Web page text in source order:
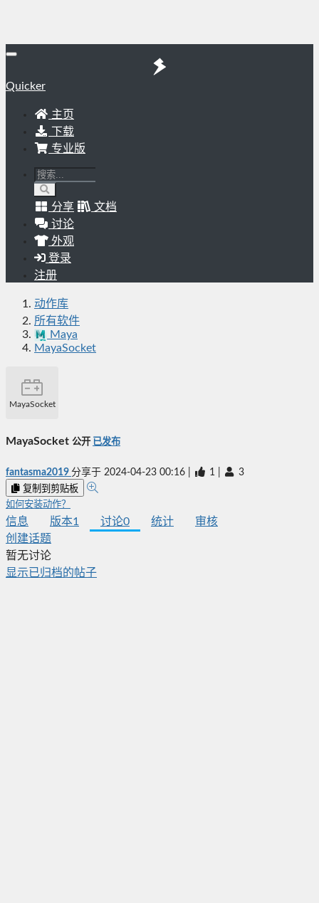
Quicker
主页
下载
专业版
分享
文档
讨论
外观
登录
注册
动作库
所有软件
Maya
MayaSocket
MayaSocket
MayaSocket 公开 已发布
fantasma2019 分享于 2024-04-23 00:16 1 3
复制到剪贴板
如何安装动作？
信息 版本1 讨论0 统计
审核
创建话题
暂无讨论
显示已归档的帖子